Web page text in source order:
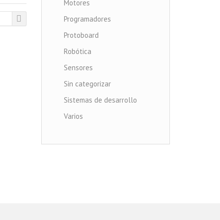
Motores
Programadores
Protoboard
Robótica
Sensores
Sin categorizar
Sistemas de desarrollo
Varios